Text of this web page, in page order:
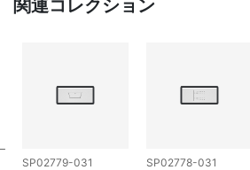
関連コレクション
SP02779-031 SP02778-031